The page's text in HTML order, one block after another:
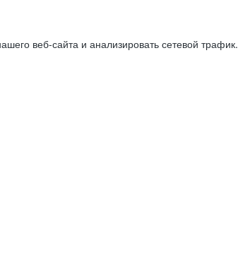
веб-сайта и анализировать сетевой трафик.